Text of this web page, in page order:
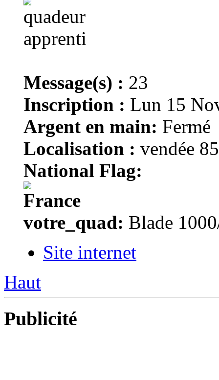
Message(s) : 23
Inscription : Lun 15
Argent en main: Fermé
Localisation : vendée 85
National Flag:
votre_quad: Blade
Site internet
Haut
Publicité